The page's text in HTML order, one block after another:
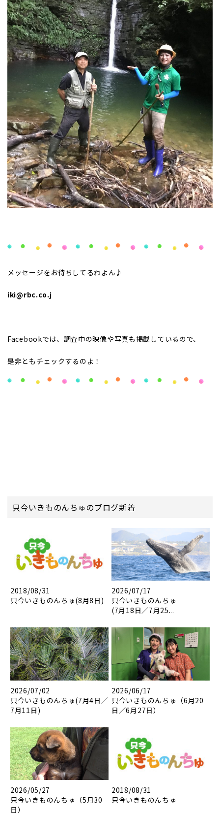
メッセージをお待ちしてるわよん♪
iki@rbc.co.j
Facebookでは、調査中の映像や写真も掲載しているので、
是非ともチェックするのよ！
只今いきものんちゅのブログ新着
2018/08/31
只今いきものんちゅ(8月8日)
2026/07/17
只今いきものんちゅ
(7月18日／7月25...
2026/07/02
只今いきものんちゅ(7月4日／
7月11日)
2026/06/17
只今いきものんちゅ（6月20
日／6月27日）
2026/05/27
只今いきものんちゅ（5月30
日）
2018/08/31
只今いきものんちゅ